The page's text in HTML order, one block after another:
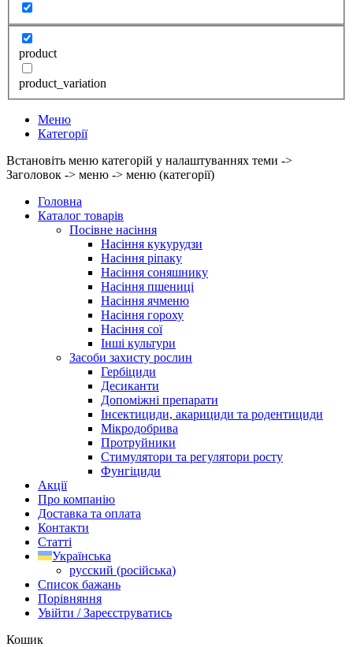
product
product_variation
Меню
Категорії
Встановіть меню категорій у налаштуваннях теми ->
Заголовок -> меню -> меню (категорії)
Головна
Каталог товарів
Посівне насіння
Насіння кукурудзи
Насіння ріпаку
Насіння соняшнику
Насіння пшениці
Насіння ячменю
Насіння гороху
Насіння сої
Інші культури
Засоби захисту рослин
Гербіциди
Десиканти
Допоміжні препарати
Інсектициди, акарициди та родентициди
Мікродобрива
Протруйники
Стимулятори та регулятори росту
Фунгіциди
Акції
Про компанію
Доставка та оплата
Контакти
Статті
Українська
русский (російська)
Список бажань
Порівняння
Увійти / Зареєструватись
Кошик